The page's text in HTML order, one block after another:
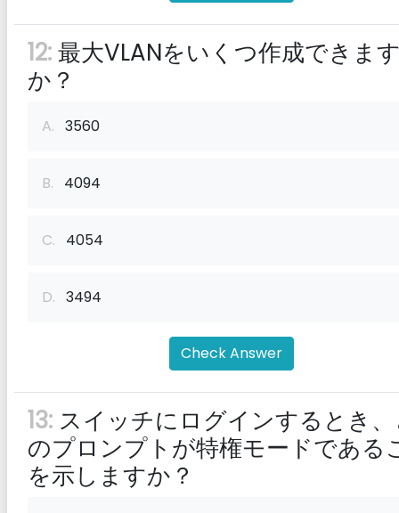
12:最大VLANをいくつ作成できま
か？
A. 3560
B. 4094
C. 4054
D. 3494
Check Answer
13: スイッチにログインするとき
のプロンプトが特権モードである
を示しますか？